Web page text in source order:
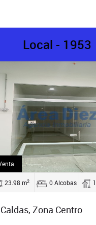
Local - 1953
23.98 m2 0 Alcobas
Caldas, Zona Centro